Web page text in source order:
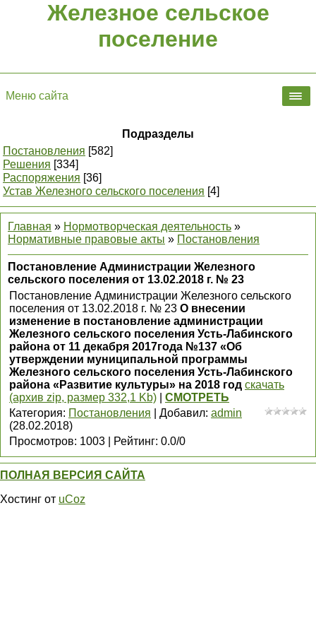
Железное сельское
поселение
Меню сайта
Подразделы
Постановления [582]
Решения [334]
Распоряжения [36]
Устав Железного сельского поселения [4]
Главная » Нормотворческая деятельность »
Нормативные правовые акты » Постановления
Постановление Администрации Железного
сельского поселения от 13.02.2018 г. № 23
Постановление Администрации Железного сельского
поселения от 13.02.2018 г. № 23 О внесении
изменение в постановление администрации
Железного сельского поселения Усть-Лабинского
района от 11 декабря 2017года №137 «Об
утверждении муниципальной программы
Железного сельского поселения Усть-Лабинского
района «Развитие культуры» на 2018 год скачать
(архив zip, размер 332,1 Kb)
СМОТРЕТЬ
Категория: Постановления Добавил: admin
(28.02.2018)
Просмотров: 1003 Рейтинг: 0.0/0
ПОЛНАЯ ВЕРСИЯ САЙТА
Хостинг от uCoz